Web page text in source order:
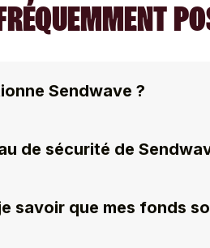
Sendwave ?
de sécurité de
savoir que mes fonds